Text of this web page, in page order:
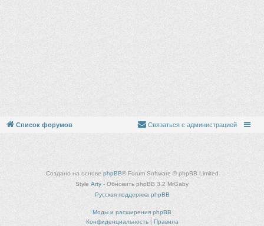
Список форумов Связаться с администрацией
Создано на основе phpBB® Forum Software © phpBB Limited
Style Arty - Обновить phpBB 3.2 MrGaby
Русская поддержка phpBB
Моды и расширения phpBB
Конфиденциальность| Правила